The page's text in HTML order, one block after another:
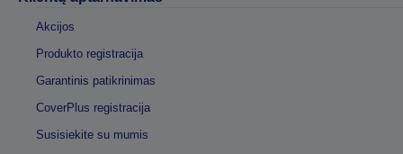
Akcijos
Produkto registracija
Garantinis patikrinimas
CoverPlus registracija
Susisiekite su mumis